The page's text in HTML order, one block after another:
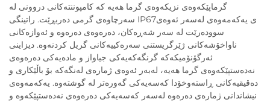
گرماپێکەوەی نزیکەوەی گرما هەیە کە کامپوننتەکانی دروونی لە
سەرچاوەی گرمی دەربڕێت. راتینگی IP67ی یەکەمەوەی لەسەر ئەوەی
سوودەرێت لە سەر شەڕەکان، دەرەوەی دەرەوە و ئەوازەکانی
ناواخۆشەکانی ژێرگریستنی سەرەکییەکانی گریل کردنەوە. دیزاینی
ئەرگۆنۆمیکەکە گرنگەکەیەکی جیاواز و مادەیەکی دەرەوەی
نەدەستپێکەوەی گرما ھەیە، لەبەر ئەوەی ژمارەی لەنگەکە بۆ باڵێکاری و
دەقیقیەکانی ڕاستەوخۆدا کەسەیەکی گەورەتر لە گوشتەوە. یەکەمەوەی
نیشاندانی ژمارەی دەرەوە لەسەر کەسەیەکی دەرەوەی نەدەستپێکەوە و